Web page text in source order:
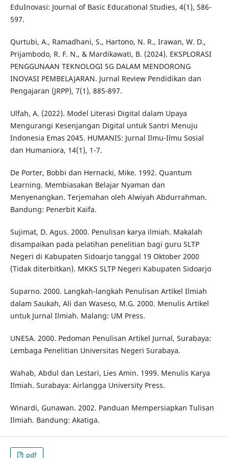
EduInovasi: Journal of Basic Educational Studies, 4(1), 586-
597.
Qurtubi, A., Ramadhani, S., Hartono, N. R., Irawan, W. D.,
Prijambodo, R. F. N., & Mardikawati, B. (2024). EKSPLORASI
PENGGUNAAN TEKNOLOGI 5G DALAM MENDORONG
INOVASI PEMBELAJARAN. Jurnal Review Pendidikan dan
Pengajaran (JRPP), 7(1), 885-897.
Ulfah, A. (2022). Model Literasi Digital dalam Upaya
Mengurangi Kesenjangan Digital untuk Santri Menuju
Indonesia Emas 2045. HUMANIS: Jurnal Ilmu-Ilmu Sosial
dan Humaniora, 14(1), 1-7.
De Porter, Bobbi dan Hernacki, Mike. 1992. Quantum
Learning. Membiasakan Belajar Nyaman dan
Menyenangkan. Terjemahan oleh Alwiyah Abdurrahman.
Bandung: Penerbit Kaifa.
Sujimat, D. Agus. 2000. Penulisan karya ilmiah. Makalah
disampaikan pada pelatihan penelitian bagi guru SLTP
Negeri di Kabupaten Sidoarjo tanggal 19 Oktober 2000
(Tidak diterbitkan). MKKS SLTP Negeri Kabupaten Sidoarjo
Suparno. 2000. Langkah-langkah Penulisan Artikel Ilmiah
dalam Saukah, Ali dan Waseso, M.G. 2000. Menulis Artikel
untuk Jurnal Ilmiah. Malang: UM Press.
UNESA. 2000. Pedoman Penulisan Artikel Jurnal, Surabaya:
Lembaga Penelitian Universitas Negeri Surabaya.
Wahab, Abdul dan Lestari, Lies Amin. 1999. Menulis Karya
Ilmiah. Surabaya: Airlangga University Press.
Winardi, Gunawan. 2002. Panduan Mempersiapkan Tulisan
Ilmiah. Bandung: Akatiga.
pdf